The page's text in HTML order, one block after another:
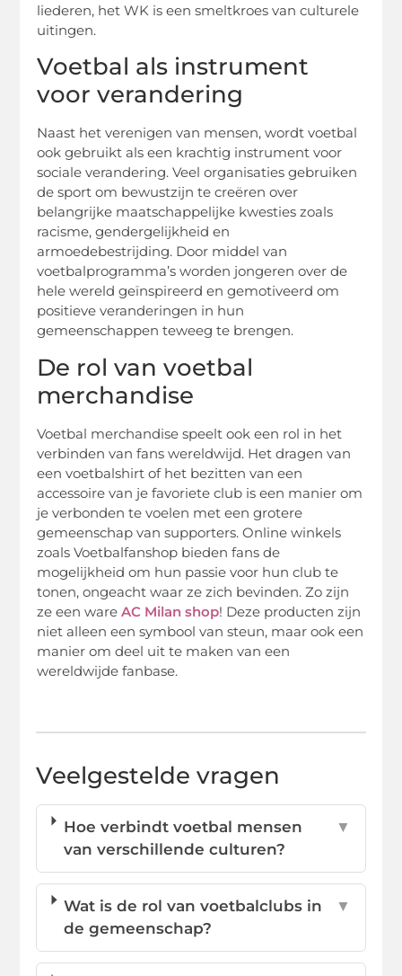
liederen, het WK is een smeltkroes van culturele
uitingen.
Voetbal als instrument
voor verandering
Naast het verenigen van mensen, wordt voetbal
ook gebruikt als een krachtig instrument voor
sociale verandering. Veel organisaties gebruiken
de sport om bewustzijn te creëren over
belangrijke maatschappelijke kwesties zoals
racisme, gendergelijkheid en
armoedebestrijding. Door middel van
voetbalprogramma’s worden jongeren over de
hele wereld geïnspireerd en gemotiveerd om
positieve veranderingen in hun
gemeenschappen teweeg te brengen.
De rol van voetbal
merchandise
Voetbal merchandise speelt ook een rol in het
verbinden van fans wereldwijd. Het dragen van
een voetbalshirt of het bezitten van een
accessoire van je favoriete club is een manier om
je verbonden te voelen met een grotere
gemeenschap van supporters. Online winkels
zoals Voetbalfanshop bieden fans de
mogelijkheid om hun passie voor hun club te
tonen, ongeacht waar ze zich bevinden. Zo zijn
ze een wareAC Milan shop! Deze producten zijn
niet alleen een symbool van steun, maar ook een
manier om deel uit te maken van een
wereldwijde fanbase.
Veelgestelde vragen
Hoe verbindt voetbal mensen
van verschillende culturen?
▼
Wat is de rol van voetbalclubs in
de gemeenschap?
▼